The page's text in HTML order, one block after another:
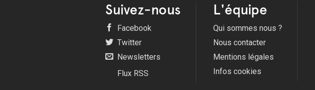
Suivez-nous
Facebook
Twitter
Newsletters
Flux RSS
L'équipe
Qui sommes nous ?
Nous contacter
Mentions légales
Infos cookies